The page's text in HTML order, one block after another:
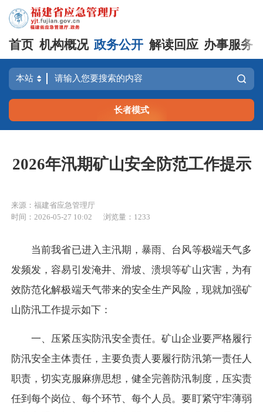
首页 机构概况 政务公开 解读回应 办事服务
长者模式
2026年汛期矿山安全防范工作提示
来源：福建省应急管理厅
时间：2026-05-27 10:02
浏览量：1233
当前我省已进入主汛期，暴雨、台风等极端天气多
发频发，容易引发淹井、滑坡、溃坝等矿山灾害，为有
效防范化解极端天气带来的安全生产风险，现就加强矿
山防汛工作提示如下：
一、压紧压实防汛安全责任。矿山企业要严格履行
防汛安全主体责任，主要负责人要履行防汛第一责任人
职责，切实克服麻痹思想，健全完善防汛制度，压实责
任到每个岗位、每个环节、每个人员。要盯紧守牢薄弱